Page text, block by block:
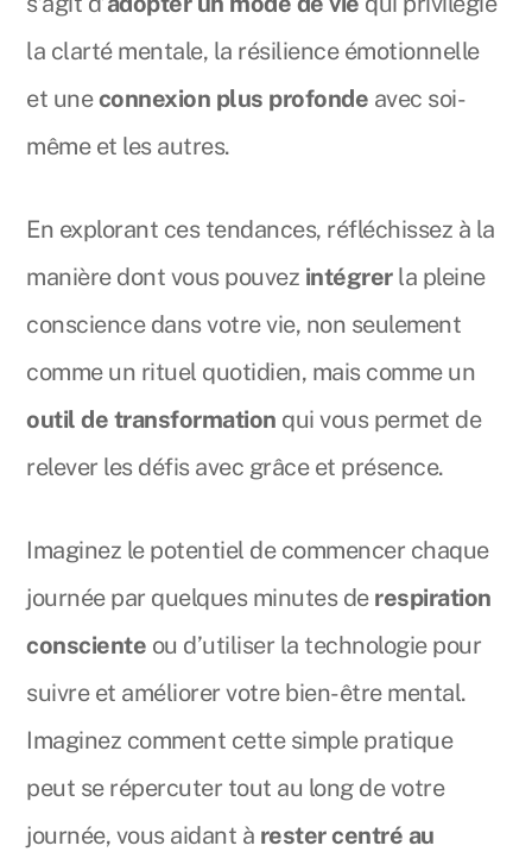
la clarté mentale, la résilience émotionnelle
et uneconnexion plus profonde avec soi-
même et les autres.
En explorant ces tendances, réfléchissez à la
manière dont vous pouvez intégrerla pleine
conscience dans votre vie, non seulement
comme un rituel quotidien, mais comme un
outil de transformation qui vous permet de
relever les défis avec grâce et présence.
Imaginez le potentiel de commencer chaque
journée par quelques minutes de respiration
consciente ou d’utiliser la technologie pour
suivre et améliorer votre bien-être mental.
Imaginez comment cette simple pratique
peut se répercuter tout au long de votre
journée, vous aidant à rester centré au